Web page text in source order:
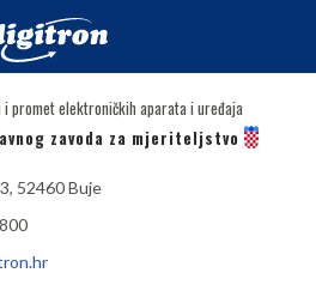
i promet elektroničkih aparata i uređaja
zavoda za mjeriteljstvo
52460 Buje